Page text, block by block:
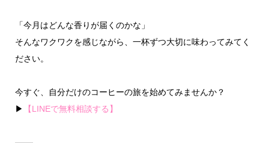
「今月はどんな香りが届くのかな」
そんなワクワクを感じながら、一杯ずつ大切に味わってみてく
ださい。
今すぐ、自分だけのコーヒーの旅を始めてみませんか？
▶
【LINEで無料相談する】